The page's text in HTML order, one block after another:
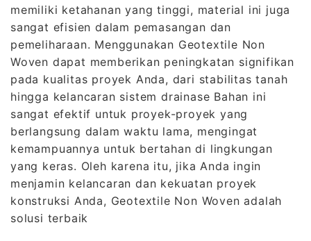
memiliki ketahanan yang tinggi, material ini juga
sangat efisien dalam pemasangan dan
pemeliharaan. Menggunakan Geotextile Non
Woven dapat memberikan peningkatan signifikan
pada kualitas proyek Anda, dari stabilitas tanah
hingga kelancaran sistem drainase Bahan ini
sangat efektif untuk proyek-proyek yang
berlangsung dalam waktu lama, mengingat
kemampuannya untuk bertahan di lingkungan
yang keras. Oleh karena itu, jika Anda ingin
menjamin kelancaran dan kekuatan proyek
konstruksi Anda, Geotextile Non Woven adalah
solusi terbaik